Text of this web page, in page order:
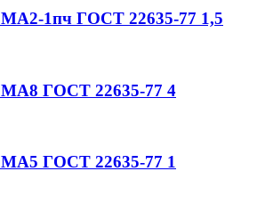
МА2-1пч ГОСТ 22635-77 1,5
МА8 ГОСТ 22635-77 4
МА5 ГОСТ 22635-77 1